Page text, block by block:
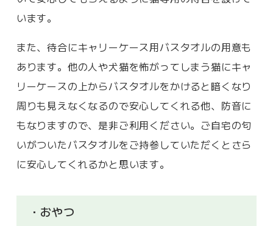
います。
また、待合にキャリーケース用バスタオルの用意も
あります。他の人や犬猫を怖がってしまう猫にキャ
リーケースの上からバスタオルをかけると暗くなり
周りも見えなくなるので安心してくれる他、防音に
もなりますので、是非ご利用ください。ご自宅の匂
いがついたバスタオルをご持参していただくとさら
に安心してくれるかと思います。
・おやつ